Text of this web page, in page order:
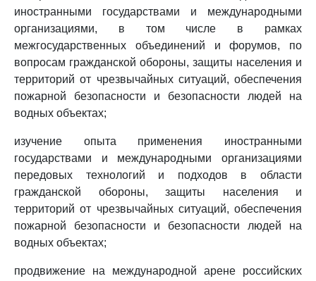
иностранными государствами и международными
организациями, в том числе в рамках
межгосударственных объединений и форумов, по
вопросам гражданской обороны, защиты населения и
территорий от чрезвычайных ситуаций, обеспечения
пожарной безопасности и безопасности людей на
водных объектах;
изучение опыта применения иностранными
государствами и международными организациями
передовых технологий и подходов в области
гражданской обороны, защиты населения и
территорий от чрезвычайных ситуаций, обеспечения
пожарной безопасности и безопасности людей на
водных объектах;
продвижение на международной арене российских